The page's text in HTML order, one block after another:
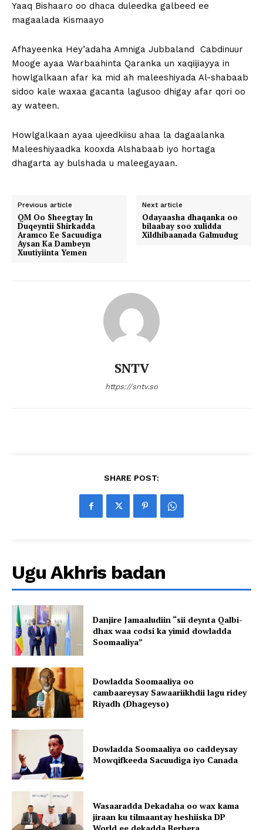
Yaaq Bishaaro oo dhaca duleedka galbeed ee
magaalada Kismaayo
Afhayeenka Hey’adaha Amniga Jubbaland Cabdinuur
Mooge ayaa Warbaahinta Qaranka un xaqiijiayya in
howlgalkaan afar ka mid ah maleeshiyada Al-shabaab
sidoo kale waxaa gacanta lagusoo dhigay afar qori oo
ay wateen.
Howlgalkaan ayaa ujeedkiisu ahaa la dagaalanka
Maleeshiyaadka kooxda Alshabaab iyo hortaga
dhagarta ay bulshada u maleegayaan.
Previous article
QM Oo Sheegtay In
Duqeyntii Shirkadda
Aramco Ee Sacuudiga
Aysan Ka Dambeyn
Xuutiyiinta Yemen
Next article
Odayaasha dhaqanka oo
bilaabay soo xulidda
Xildhibaanada Galmudug
SNTV
https://sntv.so
SHARE POST:
Ugu Akhris badan
Danjire Jamaaludiin “sii deynta Qalbi-
dhax waa codsi ka yimid dowladda
Soomaaliya”
Dowladda Soomaaliya oo
cambaareysay Sawaariikhdii lagu ridey
Riyadh (Dhageyso)
Dowladda Soomaaliya oo caddeysay
Mowqifkeeda Sacuudiga iyo Canada
Wasaaradda Dekadaha oo wax kama
jiraan ku tilmaantay heshiiska DP
World ee dekadda Berbera